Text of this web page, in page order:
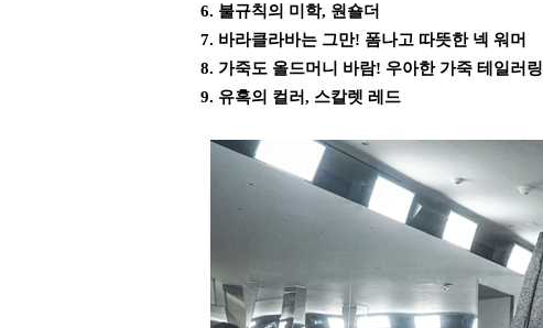
6. 불규칙의 미학, 원숄더
7. 바라클라바는 그만! 폼나고 따뜻한 넥 워머
8. 가죽도 올드머니 바람! 우아한 가죽 테일러링
9. 유혹의 컬러, 스칼렛 레드